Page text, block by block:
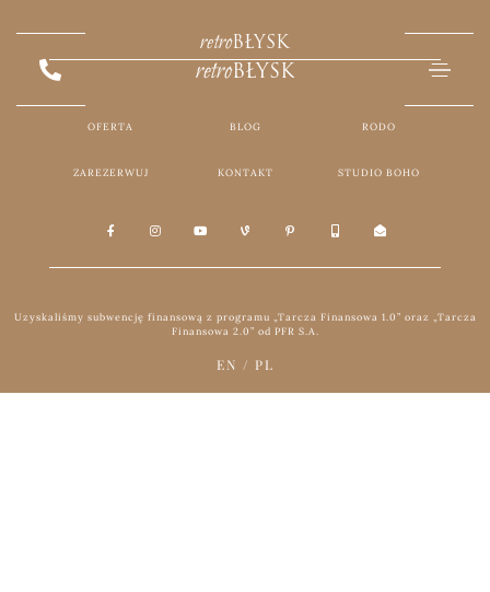
retroBŁYSK
retroBŁYSK
OFERTA BLOG RODO
ZAREZERWUJ KONTAKT STUDIO BOHO
Uzyskaliśmy subwencję finansową z programu „Tarcza Finansowa 1.0” oraz „Tarcza
Finansowa 2.0” od PFR S.A.
EN / PL